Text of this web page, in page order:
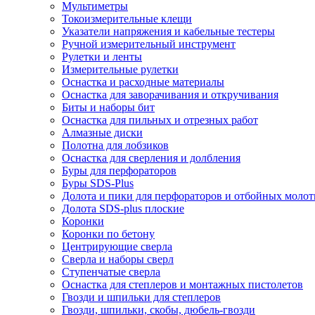
Мультиметры
Токоизмерительные клещи
Указатели напряжения и кабельные тестеры
Ручной измерительный инструмент
Рулетки и ленты
Измерительные рулетки
Оснастка и расходные материалы
Оснастка для заворачивания и откручивания
Биты и наборы бит
Оснастка для пильных и отрезных работ
Алмазные диски
Полотна для лобзиков
Оснастка для сверления и долбления
Буры для перфораторов
Буры SDS-Plus
Долота и пики для перфораторов и отбойных
Долота SDS-plus плоские
Коронки
Коронки по бетону
Центрирующие сверла
Сверла и наборы сверл
Ступенчатые сверла
Оснастка для степлеров и монтажных пистолетов
Гвозди и шпильки для степлеров
Гвозди, шпильки, скобы, дюбель-гвозди